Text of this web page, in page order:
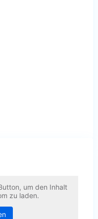
um den Inhalt
zu laden.